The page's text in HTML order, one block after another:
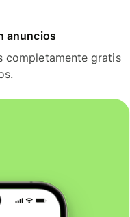
anuncios
completamente gratis